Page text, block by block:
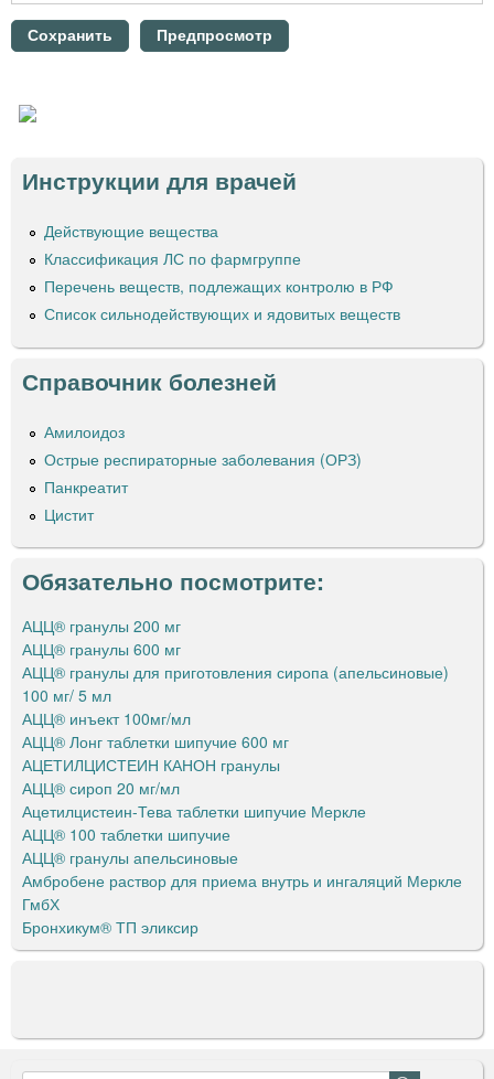
Инструкции для врачей
Действующие вещества
Классификация ЛС по фармгруппе
Перечень веществ, подлежащих контролю в РФ
Список сильнодействующих и ядовитых веществ
Справочник болезней
Амилоидоз
Острые респираторные заболевания (ОРЗ)
Панкреатит
Цистит
Обязательно посмотрите:
АЦЦ® гранулы 200 мг
АЦЦ® гранулы 600 мг
АЦЦ® гранулы для приготовления сиропа (апельсиновые)
100 мг/ 5 мл
АЦЦ® инъект 100мг/мл
АЦЦ® Лонг таблетки шипучие 600 мг
АЦЕТИЛЦИСТЕИН КАНОН гранулы
АЦЦ® сироп 20 мг/мл
Ацетилцистеин-Тева таблетки шипучие Меркле
АЦЦ® 100 таблетки шипучие
АЦЦ® гранулы апельсиновые
Амбробене раствор для приема внутрь и ингаляций Меркле
ГмбХ
Бронхикум® ТП эликсир